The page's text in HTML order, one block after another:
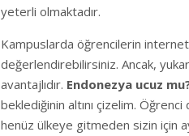
yeterli olmaktadır.
Kampuslarda öğrencilerin
değerlendirebilirsiniz. Ancak,
avantajlıdır. Endonezya ucuz
beklediğinin altını çizelim.
henüz ülkeye gitmeden sizin için